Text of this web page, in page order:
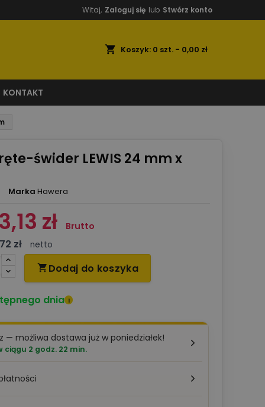
Witaj, Zaloguj się lub Stwórz konto
shopping_cart Koszyk: 0 szt. - 0,00 zł
KONTAKT
świder LEWIS 24 mm x
Marka Hawera
zł Brutto
zł netto
 Dodaj do koszyka
dnia i
— możliwa dostawa już w poniedziałek!
ciągu 2 godz. 22 min.